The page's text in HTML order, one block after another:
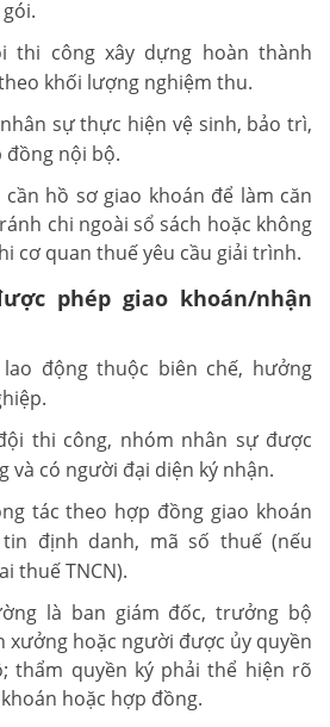
thi công xây dựng hoàn thành
khối lượng nghiệm thu.
sự thực hiện vệ sinh, bảo trì,
nội bộ.
hồ sơ giao khoán để làm căn
chi ngoài sổ sách hoặc không
cơ quan thuế yêu cầu giải trình.
phép giao khoán/nhận
động thuộc biên chế, hưởng
thi công, nhóm nhân sự được
và có người đại diện ký nhận.
tác theo hợp đồng giao khoán
định danh, mã số thuế (nếu
thuế TNCN).
là ban giám đốc, trưởng bộ
xưởng hoặc người được ủy quyền
thẩm quyền ký phải thể hiện rõ
hoặc hợp đồng.